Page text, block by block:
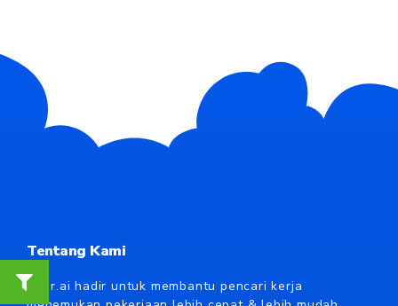
Tentang Kami
Karir.ai hadir untuk membantu pencari kerja